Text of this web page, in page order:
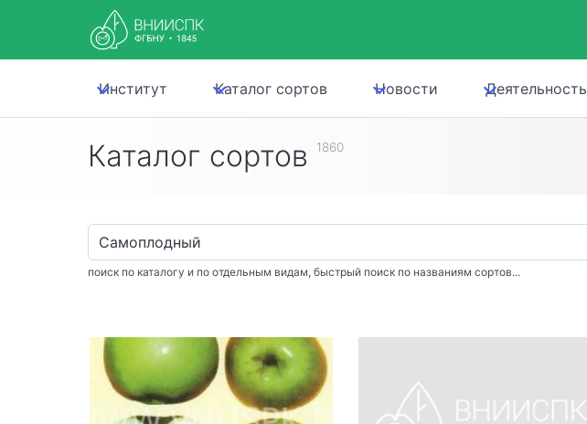
Институт Каталог сортов Новости Деятельность
Каталог сортов 1860
поиск по каталогу и по отдельным видам, быстрый поиск по названиям сортов...